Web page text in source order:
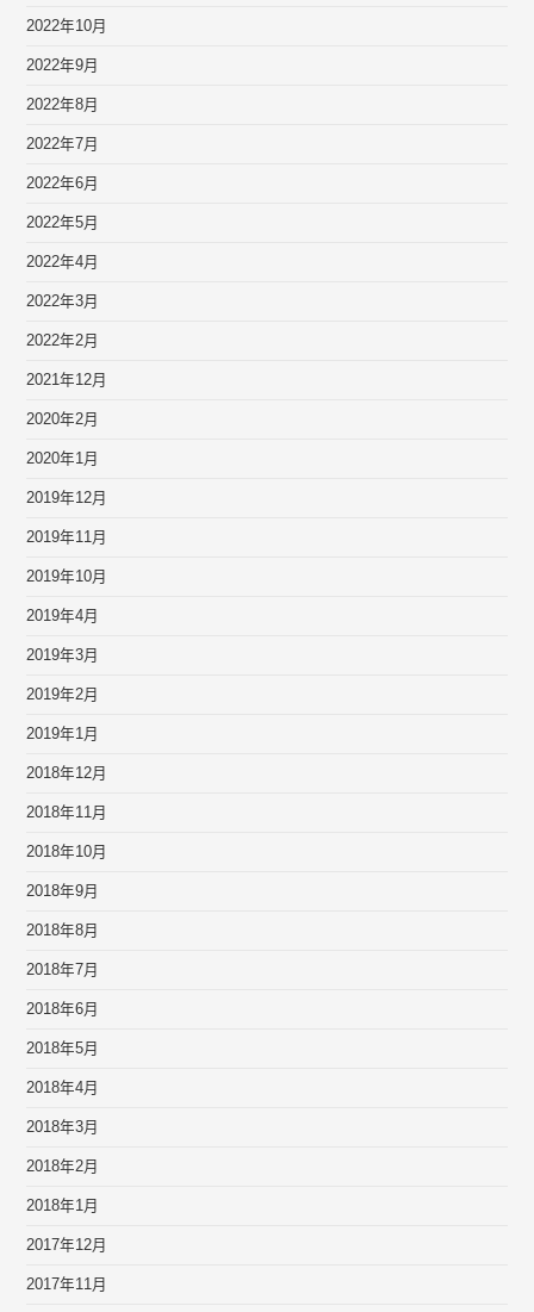
2022年10月
2022年9月
2022年8月
2022年7月
2022年6月
2022年5月
2022年4月
2022年3月
2022年2月
2021年12月
2020年2月
2020年1月
2019年12月
2019年11月
2019年10月
2019年4月
2019年3月
2019年2月
2019年1月
2018年12月
2018年11月
2018年10月
2018年9月
2018年8月
2018年7月
2018年6月
2018年5月
2018年4月
2018年3月
2018年2月
2018年1月
2017年12月
2017年11月